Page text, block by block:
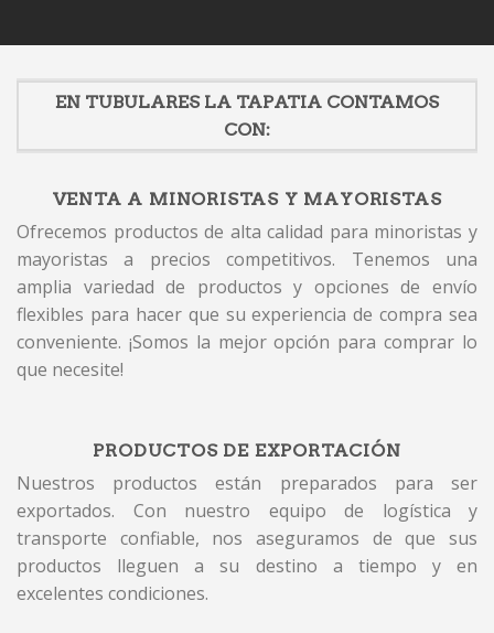
EN TUBULARES LA TAPATIA CONTAMOS
CON:
VENTA A MINORISTAS Y MAYORISTAS
Ofrecemos productos de alta calidad para minoristas y
mayoristas a precios competitivos. Tenemos una
amplia variedad de productos y opciones de envío
flexibles para hacer que su experiencia de compra sea
conveniente. ¡Somos la mejor opción para comprar lo
que necesite!
PRODUCTOS DE EXPORTACIÓN
Nuestros productos están preparados para ser
exportados. Con nuestro equipo de logística y
transporte confiable, nos aseguramos de que sus
productos lleguen a su destino a tiempo y en
excelentes condiciones.